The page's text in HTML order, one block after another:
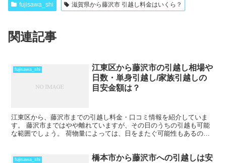
fujisawa_shi 滋賀県から藤沢市 引越し料金はいくら？
関連記事
fujisawa_shi
江東区から藤沢市の引越し相場や
日数・単身引越し/家族引越しの
目安金額は？
江東区から、藤沢市までの引越し料金・口コミ情報を紹介していま
す。 藤沢市まではやや離れていますが、その日のうちの引越も可能
な範囲でしょう。 荷物量によっては、日をまたぐ可能性もあるの
fujisawa_shi
橋本市から藤沢市への引越しは安